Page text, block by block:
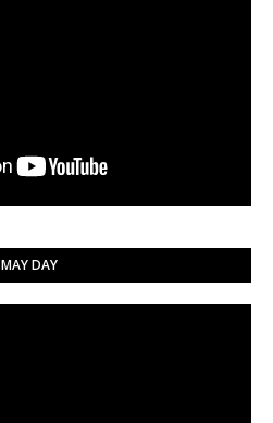
MAY DAY